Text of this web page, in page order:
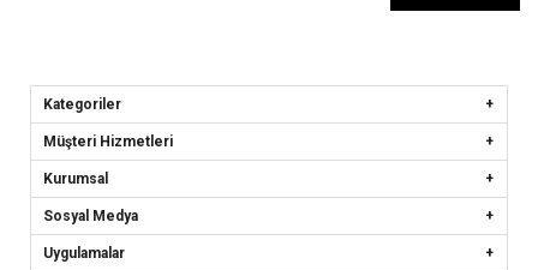
Kategoriler
Müşteri Hizmetleri
Kurumsal
Sosyal Medya
Uygulamalar